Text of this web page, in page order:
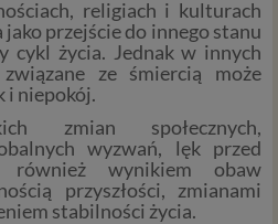
religiach i kulturach
przejście do innego stanu
cykl życia. Jednak w innych
związane ze śmiercią może
i niepokój.
zmian społecznych,
wyzwań, lęk przed
wynikiem obaw
przyszłości, zmianami
stabilności życia.